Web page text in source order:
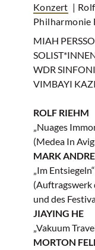
Konzert |
Philharmonie
MIAH
WDR
VIMBAYI
ROLF RIEHM
„Nuages
(Medea In
MARK ANDRE
„Im
(Auftragswerk
und des
JIAYING HE
„Vakuum
MORTON